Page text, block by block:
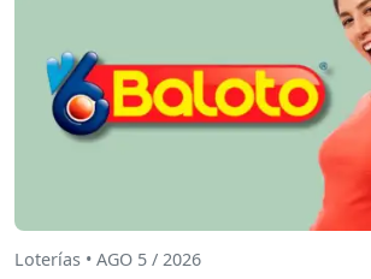
Loterías • AGO 5 / 2026